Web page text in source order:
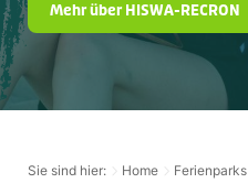
Mehr über HISWA-RECRON
Sie sind hier: Home Ferienparks